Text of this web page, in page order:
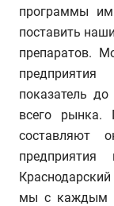
программы
поставить
препаратов.
показатель
всего рынка.
составляют
мы с каждым